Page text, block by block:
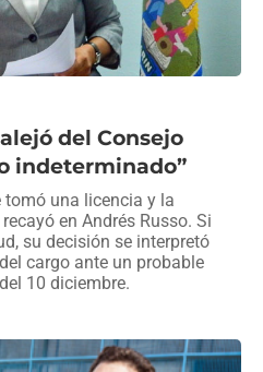
del Consejo
indeterminado”
tomó una licencia y la
en Andrés Russo. Si
su decisión se interpretó
cargo ante un probable
10 diciembre.